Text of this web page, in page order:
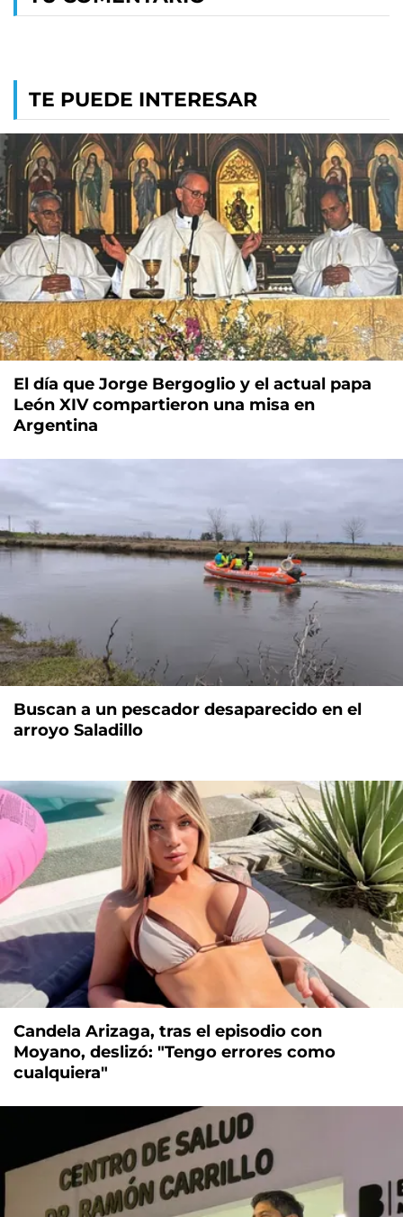
TE PUEDE INTERESAR
El día que Jorge Bergoglio y el actual papa
León XIV compartieron una misa en
Argentina
Buscan a un pescador desaparecido en el
arroyo Saladillo
Candela Arizaga, tras el episodio con
Moyano, deslizó: "Tengo errores como
cualquiera"